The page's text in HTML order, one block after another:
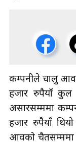
कम्पनीले चालु
हजार रुपैयाँ
असारसम्ममा
हजार रुपैयाँ
आवको चैतसम्ममा